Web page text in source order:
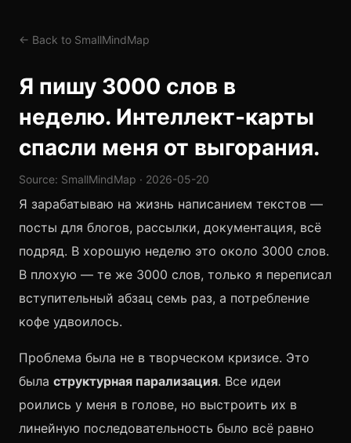
← Back to SmallMindMap
Я пишу 3000 слов в
неделю. Интеллект-карты
спасли меня от выгорания.
Source: SmallMindMap · 2026-05-20
Я зарабатываю на жизнь написанием текстов —
посты для блогов, рассылки, документация, всё
подряд. В хорошую неделю это около 3000 слов.
В плохую — те же 3000 слов, только я переписал
вступительный абзац семь раз, а потребление
кофе удвоилось.
Проблема была не в творческом кризисе. Это
была структурная парализация. Все идеи
роились у меня в голове, но выстроить их в
линейную последовательность было всё равно